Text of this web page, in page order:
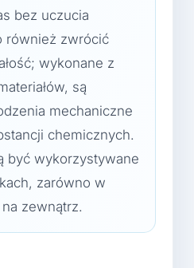
bez uczucia
również zwrócić
wykonane z
są
mechaniczne
chemicznych.
być wykorzystywane
zarówno w
zewnątrz.